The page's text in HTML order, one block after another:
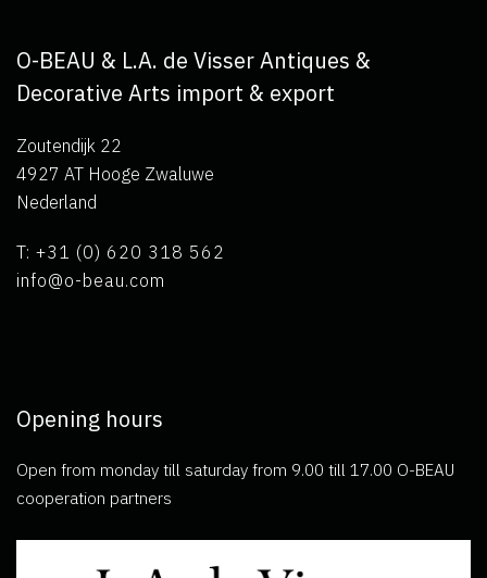
O-BEAU & L.A. de Visser Antiques &
Decorative Arts import & export
Zoutendijk 22
4927 AT Hooge Zwaluwe
Nederland
T: +31 (0) 620 318 562
info@o-beau.com
Opening hours
Open from monday till saturday from 9.00 till 17.00 O-BEAU
cooperation partners